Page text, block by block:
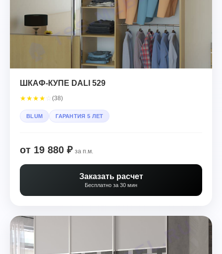
ШКАФ-КУПЕ DALI 529
★★★★ (38)
BLUM ГАРАНТИЯ 5 ЛЕТ
от 19 880 ₽ за п.м.
Заказать расчет
Бесплатно за 30 мин